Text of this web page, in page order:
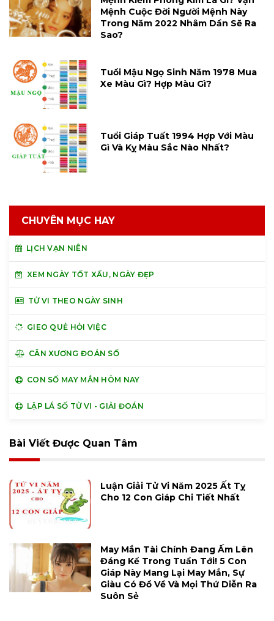
Mệnh Cuộc Đời Người Mệnh Này
Trong Năm 2022 Nhâm Dần Sẽ Ra
Sao?
Tuổi Mậu Ngọ Sinh Năm 1978 Mua
Xe Màu Gì? Hợp Màu Gì?
Tuổi Giáp Tuất 1994 Hợp Với Màu
Gì Và Kỵ Màu Sắc Nào Nhất?
CHUYÊN MỤC HAY
LỊCH VẠN NIÊN
XEM NGÀY TỐT XẤU, NGÀY ĐẸP
TỬ VI THEO NGÀY SINH
GIEO QUẺ HỎI VIỆC
CÂN XƯƠNG ĐOÁN SỐ
CON SỐ MAY MẮN HÔM NAY
LẬP LÁ SỐ TỬ VI - GIẢI ĐOÁN
Bài Viết Được Quan Tâm
Luận Giải Tử Vi Năm 2025 Ất Tỵ
Cho 12 Con Giáp Chi Tiết Nhất
May Mắn Tài Chính Đang Ấm Lên
Đáng Kể Trong Tuần Tới! 5 Con
Giáp Này Mang Lại May Mắn, Sự
Giàu Có Đổ Về Và Mọi Thứ Diễn Ra
Suôn Sẻ